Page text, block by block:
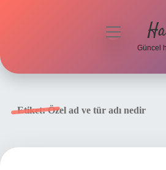
menüyü
Güncel
Etiket:Özel ad ve tür adı nedir